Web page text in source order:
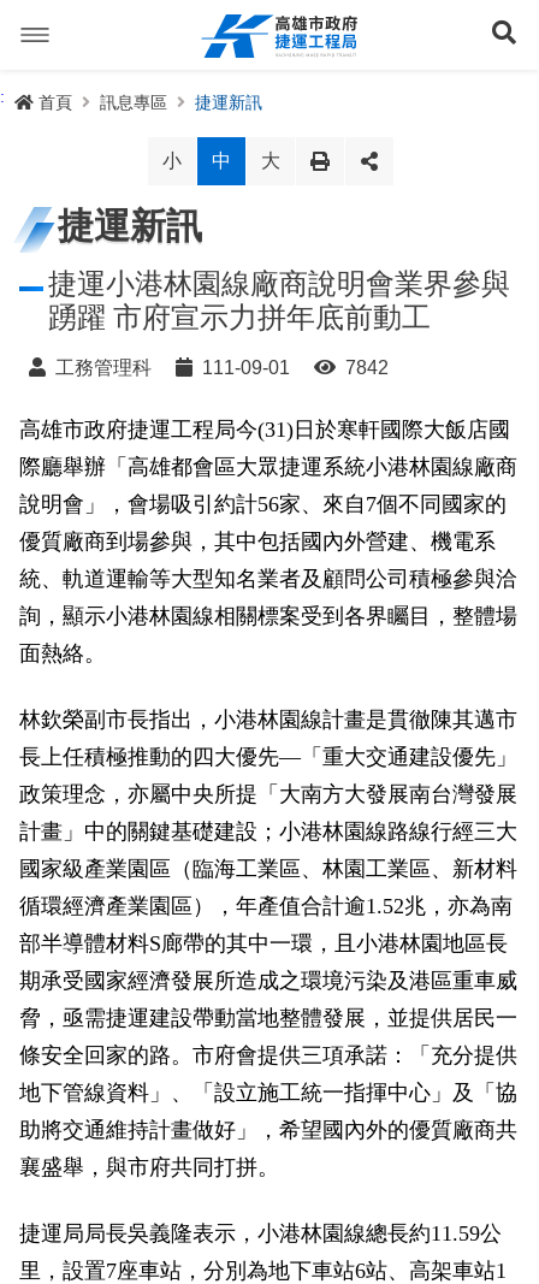
容
捷運路線進度圖
路網簡介
路網規劃
未來發展
規劃中
捷運紫線
前鎮漁港聯外軌道
興建中
各線計畫進度
岡山路竹延伸線(第二A階段)
岡山路竹延伸線(第二B階段)
捷運黃線
已通車
捷運紅/橘線
岡山路竹延伸線(第一階段)
環狀輕軌
訊息專區
公聽會與說明會
政府資訊公開
生態檢核專區
性別主流化專區
政風園地
Open Data
局長信箱
禁限建專區
增額容積申請
檔案應用專區
常見問答
相關連結
交流互動
照片集錦
影音專區
特色車站
輕軌知識站
輕軌簡介
輕軌與公車捷運
無架空線
關於我們
首長簡介
局徽
本局沿革
組織職掌
網站導覽
English
首頁 訊息專區 捷運新訊
小 中 大
捷運新訊
捷運小港林園線廠商說明會業界參與
踴躍 市府宣示力拼年底前動工
工務管理科 111-09-01 7842
高雄市政府捷運工程局今(31)日於寒軒國際大飯店國
際廳舉辦「高雄都會區大眾捷運系統小港林園線廠商
說明會」，會場吸引約計56家、來自7個不同國家的
優質廠商到場參與，其中包括國內外營建、機電系
統、軌道運輸等大型知名業者及顧問公司積極參與洽
詢，顯示小港林園線相關標案受到各界矚目，整體場
面熱絡。
林欽榮副市長指出，小港林園線計畫是貫徹陳其邁市
長上任積極推動的四大優先—「重大交通建設優先」
政策理念，亦屬中央所提「大南方大發展南台灣發展
計畫」中的關鍵基礎建設；小港林園線路線行經三大
國家級產業園區（臨海工業區、林園工業區、新材料
循環經濟產業園區），年產值合計逾1.52兆，亦為南
部半導體材料S廊帶的其中一環，且小港林園地區長
期承受國家經濟發展所造成之環境污染及港區重車威
脅，亟需捷運建設帶動當地整體發展，並提供居民一
條安全回家的路。市府會提供三項承諾：「充分提供
地下管線資料」、「設立施工統一指揮中心」及「協
助將交通維持計畫做好」，希望國內外的優質廠商共
襄盛舉，與市府共同打拼。
捷運局局長吳義隆表示，小港林園線總長約11.59公
里，設置7座車站，分別為地下車站6站、高架車站1